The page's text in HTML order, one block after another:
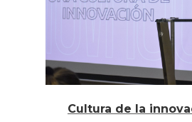
Cultura de la